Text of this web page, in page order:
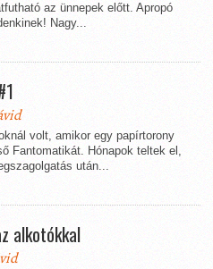
az ünnepek előtt. Apropó
Nagy...
volt, amikor egy papírtorony
Fantomatikát. Hónapok teltek el,
után...
alkotókkal